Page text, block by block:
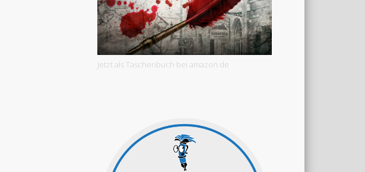
Jetzt als Taschenbuch bei amazon.de